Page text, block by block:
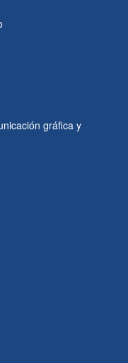
gráfica y